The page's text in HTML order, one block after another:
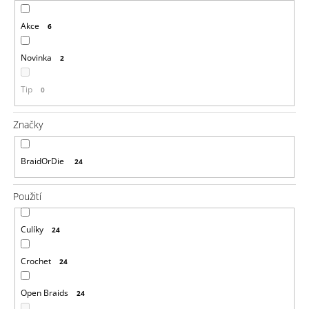
Akce 6
Novinka 2
Tip 0
Značky
BraidOrDie 24
Použití
Culíky 24
Crochet 24
Open Braids 24
a
D
o
p
o
u